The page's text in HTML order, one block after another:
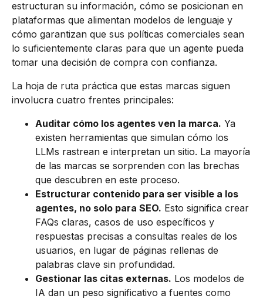
estructuran su información, cómo se posicionan en
plataformas que alimentan modelos de lenguaje y
cómo garantizan que sus políticas comerciales sean
lo suficientemente claras para que un agente pueda
tomar una decisión de compra con confianza.
La hoja de ruta práctica que estas marcas siguen
involucra cuatro frentes principales:
Auditar cómo los agentes ven la marca. Ya
existen herramientas que simulan cómo los
LLMs rastrean e interpretan un sitio. La mayoría
de las marcas se sorprenden con las brechas
que descubren en este proceso.
Estructurar contenido para ser visible a los
agentes, no solo para SEO. Esto significa crear
FAQs claras, casos de uso específicos y
respuestas precisas a consultas reales de los
usuarios, en lugar de páginas rellenas de
palabras clave sin profundidad.
Gestionar las citas externas. Los modelos de
IA dan un peso significativo a fuentes como